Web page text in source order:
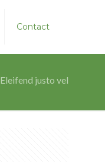
Contact
Eleifend justo vel